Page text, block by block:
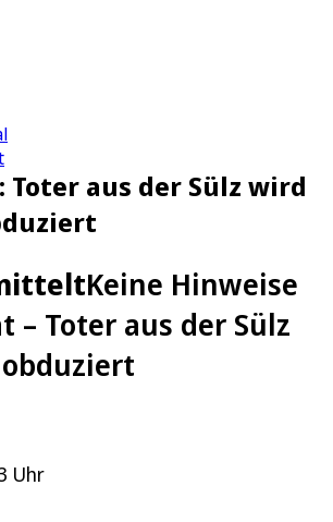
Toter aus der Sülz wird
Keine Hinweise
– Toter aus der Sülz
Uhr